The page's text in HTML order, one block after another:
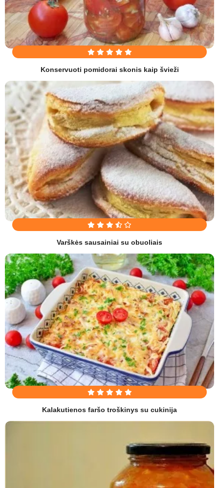
Konservuoti pomidorai skonis kaip švieži
Varškės sausainiai su obuoliais
Kalakutienos faršo troškinys su cukinija